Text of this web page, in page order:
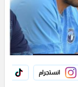
انستجرام